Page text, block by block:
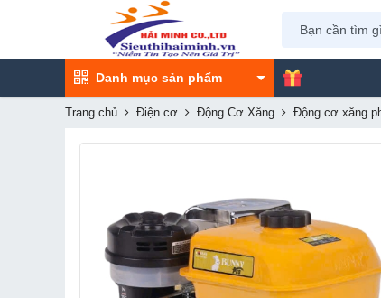
Danh mục sản phẩm
Trang chủ Điện cơ Động Cơ Xăng Động cơ xăng